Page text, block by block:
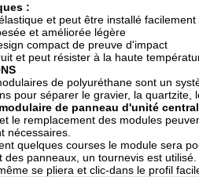
:
et peut être installé facilement
et améliorée légère
compact de preuve d'impact
et peut résister à la haute
de polyuréthane sont un
pour séparer le gravier, la quartzite,
de panneau d'unité
le remplacement des modules
nécessaires.
quelques courses le module sera
des panneaux, un tournevis est
se pliera et clic-dans le profil